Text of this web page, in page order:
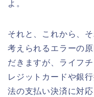
よ。
それと、これから、
考えられるエラーの
だきますが、ライフ
レジットカードや銀
法の支払い決済に対